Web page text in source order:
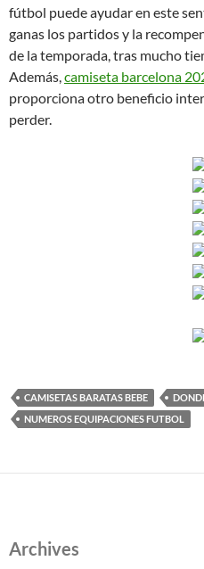
fútbol puede ayudar en este
ganas los partidos y la
de la temporada, tras mucho
Además,camiseta barcelona
proporciona otro beneficio
perder.
CAMISETAS BARATAS BEBE
NUMEROS EQUIPACIONES FUTBOL
Archives